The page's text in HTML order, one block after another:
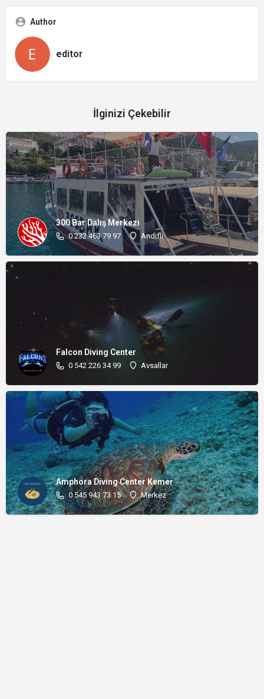
Author
editor
İlginizi Çekebilir
300 Bar Dalış Merkezi
0 232 463 79 97 Andifli
Falcon Diving Center
0 542 226 34 99 Avsallar
Amphora Diving Center Kemer
0 545 943 73 15 Merkez